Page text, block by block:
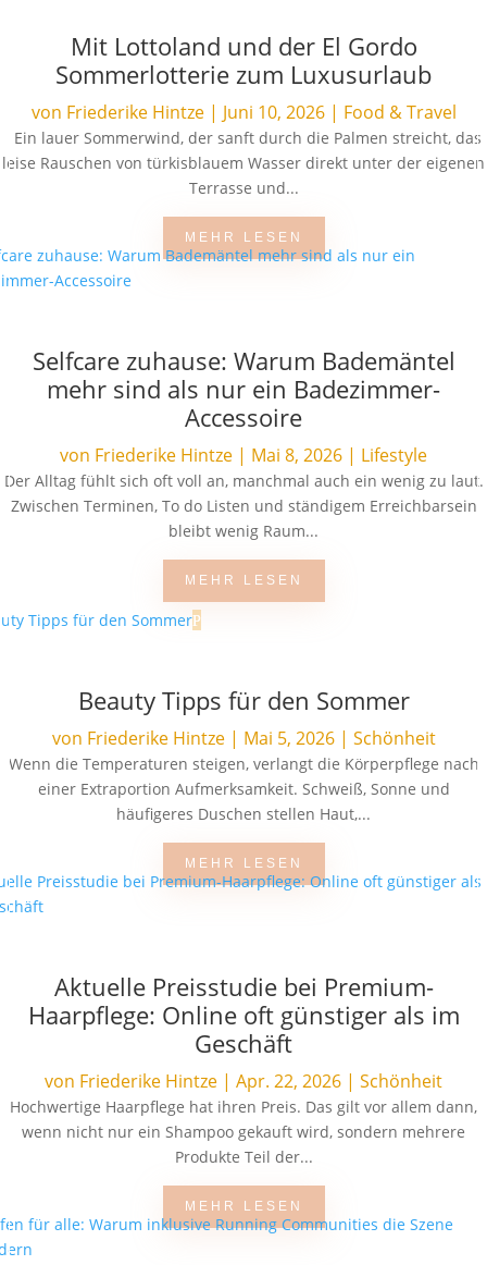
Mit Lottoland und der El Gordo
Sommerlotterie zum Luxusurlaub
von Friederike Hintze| Juni 10, 2026| Food & Travel
Ein lauer Sommerwind, der sanft durch die Palmen streicht, das
leise Rauschen von türkisblauem Wasser direkt unter der eigenen
Terrasse und...
MEHR LESEN
Selfcare zuhause: Warum Bademäntel
mehr sind als nur ein Badezimmer-
Accessoire
von Friederike Hintze | Mai 8, 2026 | Lifestyle
Der Alltag fühlt sich oft voll an, manchmal auch ein wenig zu laut.
Zwischen Terminen, To do Listen und ständigem Erreichbarsein
bleibt wenig Raum...
MEHR LESEN
Beauty Tipps für den Sommer
von Friederike Hintze| Mai 5, 2026| Schönheit
Wenn die Temperaturen steigen, verlangt die Körperpflege nach
einer Extraportion Aufmerksamkeit. Schweiß, Sonne und
häufigeres Duschen stellen Haut,...
MEHR LESEN
Aktuelle Preisstudie bei Premium-
Haarpflege: Online oft günstiger als im
Geschäft
von Friederike Hintze | Apr. 22, 2026 | Schönheit
Hochwertige Haarpflege hat ihren Preis. Das gilt vor allem dann,
wenn nicht nur ein Shampoo gekauft wird, sondern mehrere
Produkte Teil der...
MEHR LESEN